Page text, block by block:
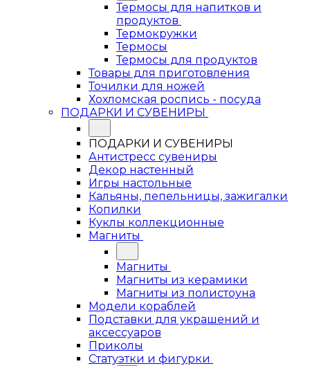
Термосы для напитков и
продуктов
Термокружки
Термосы
Термосы для продуктов
Товары для приготовления
Точилки для ножей
Хохломская роспись - посуда
ПОДАРКИ И СУВЕНИРЫ
ПОДАРКИ И СУВЕНИРЫ
Антистресс сувениры
Декор настенный
Игры настольные
Кальяны, пепельницы, зажигалки
Копилки
Куклы коллекционные
Магниты
Магниты
Магниты из керамики
Магниты из полистоуна
Модели кораблей
Подставки для украшений и
аксессуаров
Приколы
Статуэтки и фигурки